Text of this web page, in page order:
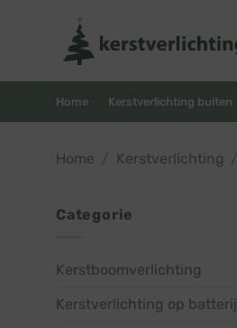
Home Kerstverlichting buiten
Home Kerstverlichting
Categorie
Kerstboomverlichting
Kerstverlichting op batterij